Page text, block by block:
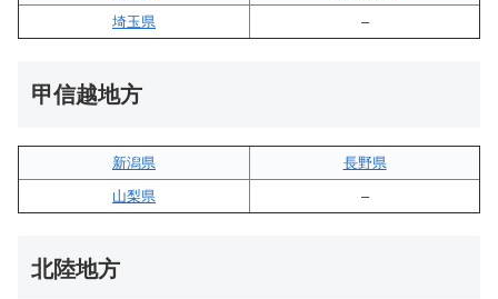
埼玉県
–
甲信越地方
新潟県
長野県
山梨県
–
北陸地方